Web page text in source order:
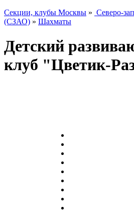
Секции, клубы Москвы » Северо-
(СЗАО) » Шахматы
Детский
клуб "Цветик-